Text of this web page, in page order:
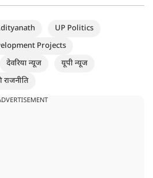
UP Politics
Projects
देवरिया न्यूज
यूपी न्यूज
राजनीति